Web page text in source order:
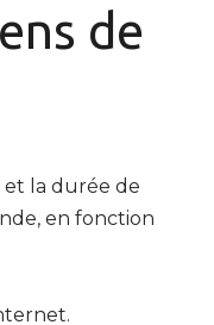
de
et la durée de
en fonction